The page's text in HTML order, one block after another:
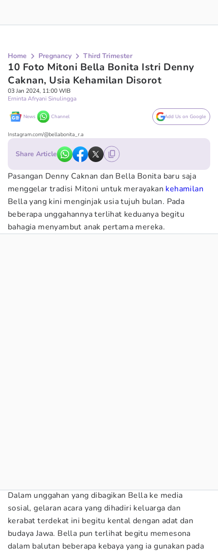
Home Pregnancy Third Trimester
10 Foto Mitoni Bella Bonita Istri Denny
Caknan, Usia Kehamilan Disorot
03 Jan 2024, 11:00 WIB
Erninta Afryani Sinulingga
News Channel Add Us on Google
Instagram.com/@bellabonita_r.a
Share Article
Pasangan Denny Caknan dan Bella Bonita baru saja
menggelar tradisi Mitoni untuk merayakan kehamilan
Bella yang kini menginjak usia tujuh bulan. Pada
beberapa unggahannya terlihat keduanya begitu
bahagia menyambut anak pertama mereka.
Dalam unggahan yang dibagikan Bella ke media
sosial, gelaran acara yang dihadiri keluarga dan
kerabat terdekat ini begitu kental dengan adat dan
budaya Jawa. Bella pun terlihat begitu memesona
dalam balutan beberapa kebaya yang ia gunakan pada